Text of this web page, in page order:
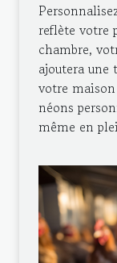
reflète votre
chambre,
ajoutera une
votre
néons
même en